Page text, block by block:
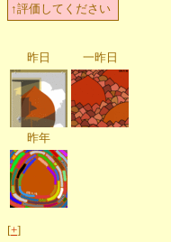
↑評価してください
昨日 一昨日
昨年
[+]